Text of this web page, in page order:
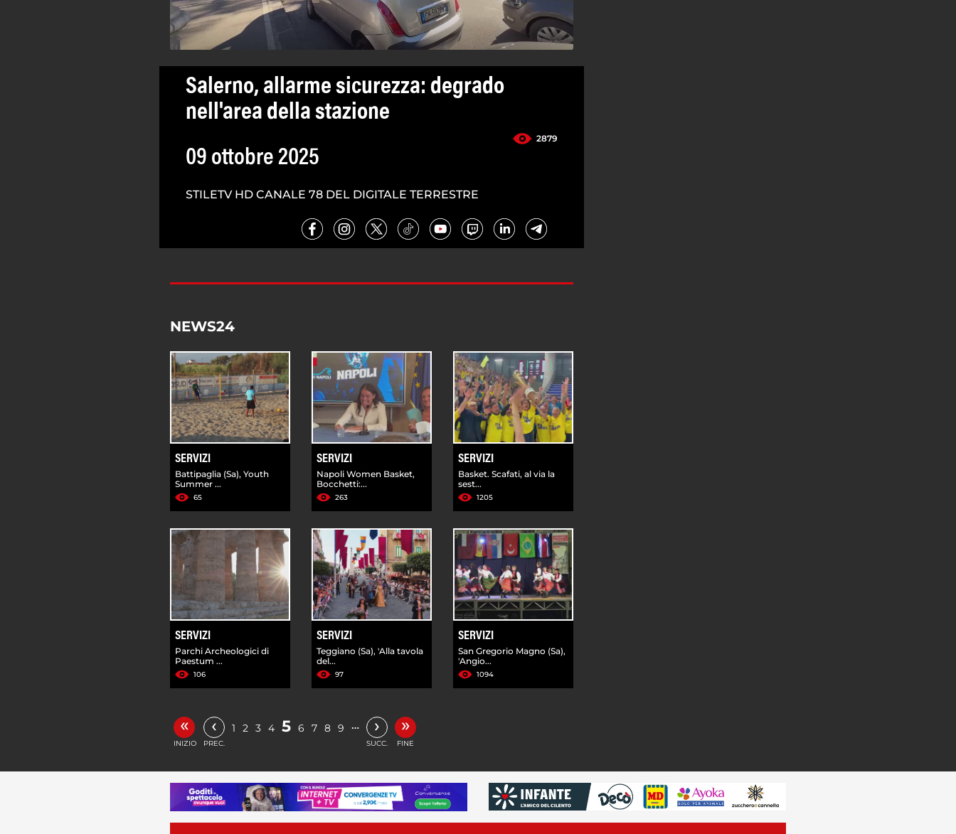
Salerno, allarme sicurezza: degrado
nell'area della stazione
2879
09 ottobre 2025
STILETV HD CANALE 78 DEL DIGITALE TERRESTRE
NEWS24
SERVIZI
Battipaglia (Sa), Youth
Summer ...
65
SERVIZI
Napoli Women Basket,
Bocchetti:...
263
SERVIZI
Basket. Scafati, al via la
sest...
1205
SERVIZI
Parchi Archeologici di
Paestum ...
106
SERVIZI
Teggiano (Sa), 'Alla tavola
del...
97
SERVIZI
San Gregorio Magno (Sa),
'Angio...
1094
«
INIZIO
‹
PREC.
1 2 3 4 5 6 7 8 9 … ›
SUCC.
»
FINE